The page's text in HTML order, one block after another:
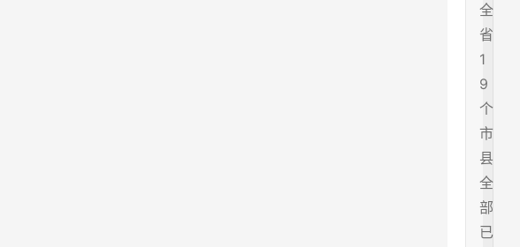
全
省
1
9
个
市
县
全
部
已